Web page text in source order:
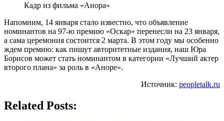
Кадр из фильма «Анора»
Напомним, 14 января стало известно, что объявление
номинантов на 97-ю премию «Оскар» перенесли на 23 января,
а сама церемония состоится 2 марта. В этом году мы особенно
ждем премию: как пишут авторитетные издания, наш Юра
Борисов может стать номинантом в категории «Лучший актер
второго плана» за роль в «Аноре».
Источник: peopletalk.ru
Related Posts: